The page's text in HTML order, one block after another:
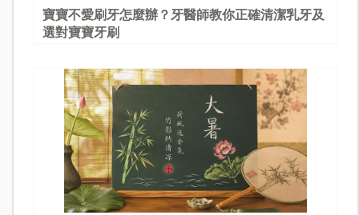
寶寶不愛刷牙怎麼辦？牙醫師教你正確清潔乳牙及
選對寶寶牙刷